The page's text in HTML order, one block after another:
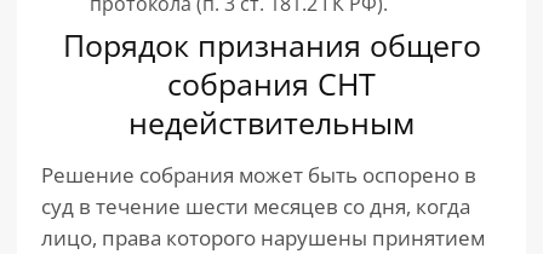
Порядок признания общего
собрания СНТ
недействительным
Решение собрания может быть оспорено в
суд в течение шести месяцев со дня, когда
лицо, права которого нарушены принятием